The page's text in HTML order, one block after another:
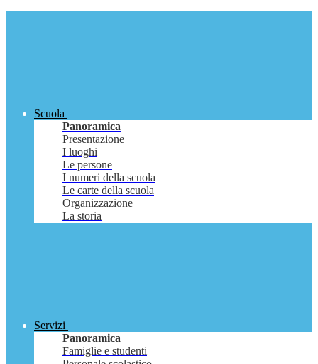
Scuola
Panoramica
Presentazione
I luoghi
Le persone
I numeri della scuola
Le carte della scuola
Organizzazione
La storia
Servizi
Panoramica
Famiglie e studenti